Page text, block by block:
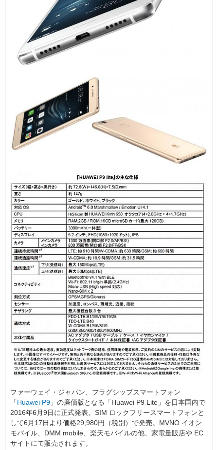
ファーウェイ・ジャパン、フラグシップスマートフォン
「Huawei P9 」の廉価版となる「Huawei P9 Lite」を日本国内で
2016年6月9日に正式発表。SIM ロックフリースマートフォンと
して6月17日より価格29,980円（税別）で発売。MVNO イオン
モバイル、DMM mobile、楽天モバイルの他、家電量販店や EC
サイトにて販売されます。